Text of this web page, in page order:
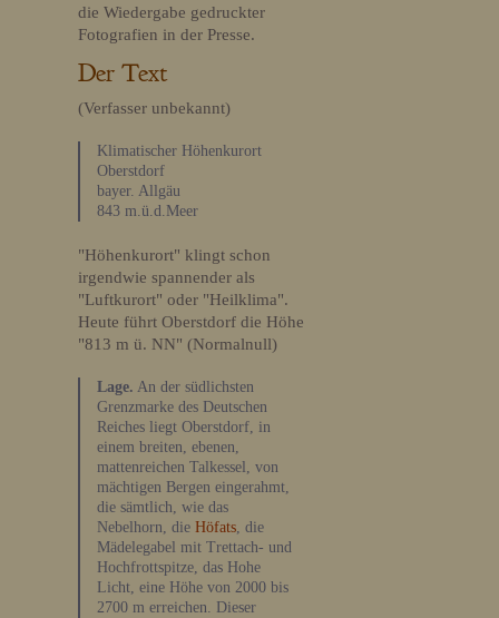
die Wiedergabe gedruckter
Fotografien in der Presse.
Der Text
(Verfasser unbekannt)
Klimatischer Höhenkurort
Oberstdorf
bayer. Allgäu
843 m.ü.d.Meer
"Höhenkurort" klingt schon
irgendwie spannender als
"Luftkurort" oder "Heilklima".
Heute führt Oberstdorf die Höhe
"813 m ü. NN" (Normalnull)
Lage. An der südlichsten
Grenzmarke des Deutschen
Reiches liegt Oberstdorf, in
einem breiten, ebenen,
mattenreichen Talkessel, von
mächtigen Bergen eingerahmt,
die sämtlich, wie das
Nebelhorn, die Höfats, die
Mädelegabel mit Trettach- und
Hochfrottspitze, das Hohe
Licht, eine Höhe von 2000 bis
2700 m erreichen. Dieser